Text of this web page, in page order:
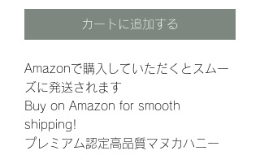
カートに追加する
Amazonで購入していただくとスムー
ズに発送されます
Buy on Amazon for smooth
shipping!
プレミアム認定高品質マヌカハニー